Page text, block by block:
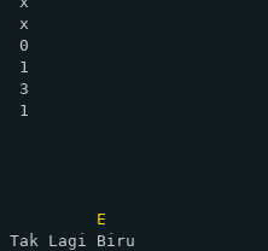
x
0
1
3
1
E
Tak Lagi Biru